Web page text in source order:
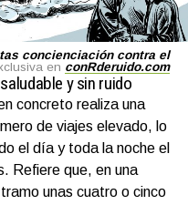
concienciación contra el
en conRderuido.com
y sin ruido
concreto realiza una
de viajes elevado, lo
el día y toda la noche el
Refiere que, en una
unas cuatro o cinco